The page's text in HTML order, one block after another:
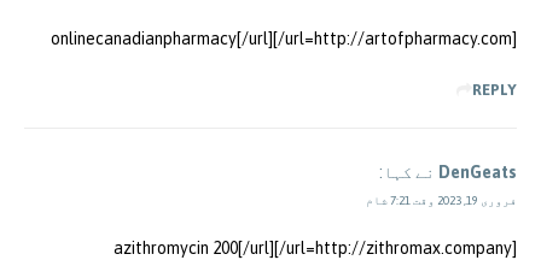
[url=http://artofpharmacy.com/]onlinecanadianpharmacy[/url]
REPLY
DenGeats نے کہا:
فروری 19, 2023 وقت 7:21 شام
[url=http://zithromax.company/]azithromycin 200[/url]